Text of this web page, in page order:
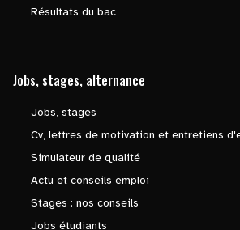
Résultats du bac
Jobs, stages, alternance
Jobs, stages
Cv, lettres de motivation et entretiens
Simulateur de qualité
Actu et conseils emploi
Stages : nos conseils
Jobs étudiants